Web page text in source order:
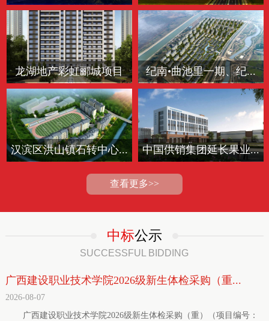
龙湖地产彩虹郦城项目 纪南•曲池里一期、纪...
汉滨区洪山镇石转中心... 中国供销集团延长果业...
查看更多>>
中标公示
SUCCESSFUL BIDDING
广西建设职业技术学院2026级新生体检采购（重...
2026-08-07
广西建设职业技术学院2026级新生体检采购（重）（项目编号：